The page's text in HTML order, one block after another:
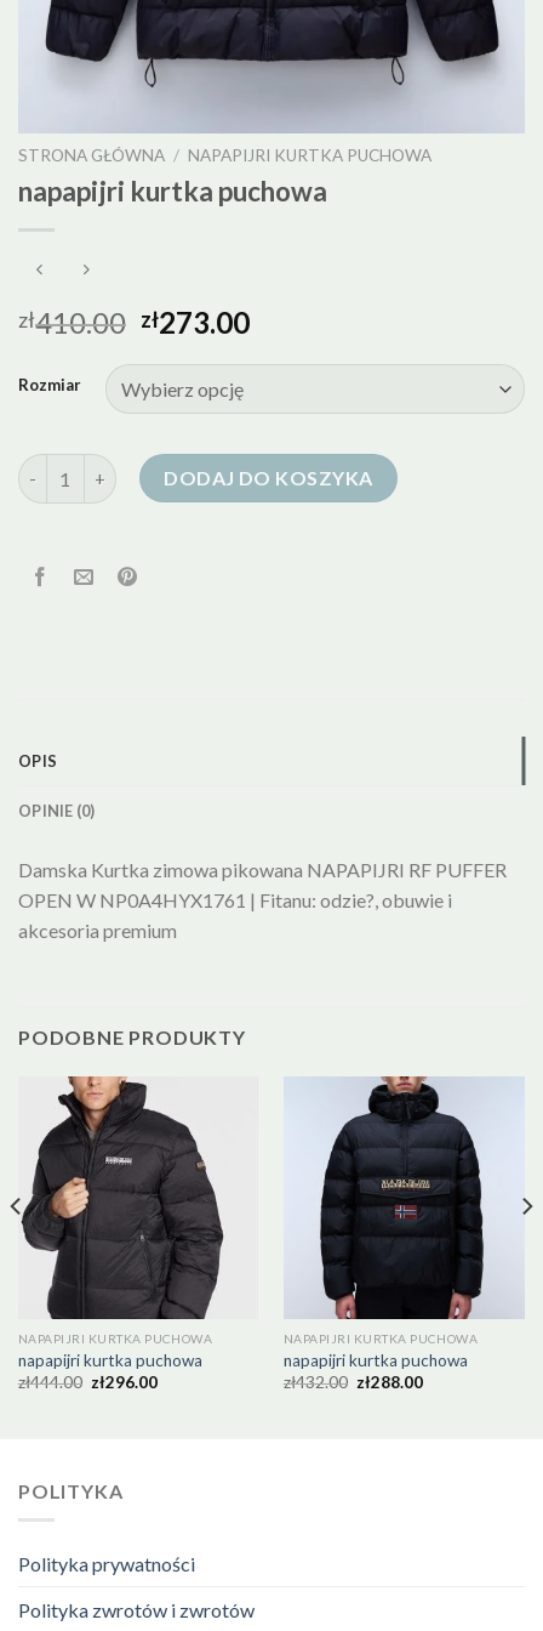
STRONA GŁÓWNA / NAPAPIJRI KURTKA PUCHOWA
napapijri kurtka puchowa
zł410.00 zł273.00
Rozmiar
ilość napapijri kurtka puchowaDODAJ DO KOSZYKA
OPIS
OPINIE (0)
Damska Kurtka zimowa pikowana NAPAPIJRI RF PUFFER
OPEN W NP0A4HYX1761 | Fitanu: odzie?, obuwie i
akcesoria premium
PODOBNE PRODUKTY
NAPAPIJRI KURTKA PUCHOWA
napapijri kurtka puchowa
zł444.00 zł296.00
NAPAPIJRI KURTKA PUCHOWA
napapijri kurtka puchowa
zł432.00 zł288.00
POLITYKA
Polityka prywatności
Polityka zwrotów i zwrotów